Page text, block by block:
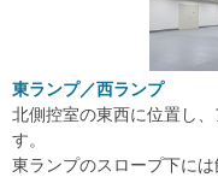
東ランプ／西ランプ
北側控室の東西に位置し
す。
東ランプのスロープ下には